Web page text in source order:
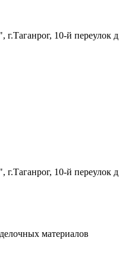
10-й переулок
10-й переулок
материалов